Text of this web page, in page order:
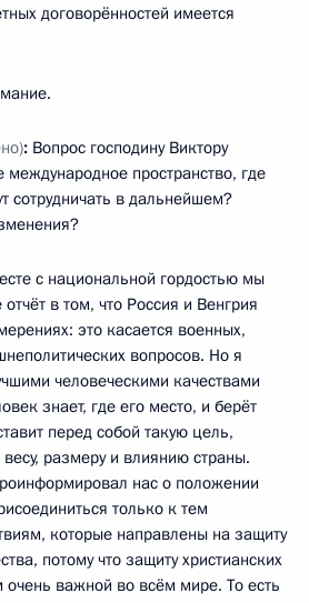
договорённостей имеется
: Вопрос господину Виктору
пространство, где
сотрудничать в дальнейшем?
с национальной гордостью мы
в том, что Россия и Венгрия
это касается военных,
вопросов. Но я
человеческими качествами
знает, где его место, и берёт
перед собой такую цель,
весу, размеру и влиянию страны.
нас о положении
только к тем
которые направлены на защиту
потому что защиту христианских
важной во всём мире. То есть